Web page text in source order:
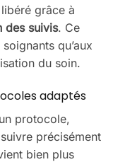
grâce à
des suivis. Ce
qu’aux
du soin.
adaptés
protocole,
précisément
bien plus